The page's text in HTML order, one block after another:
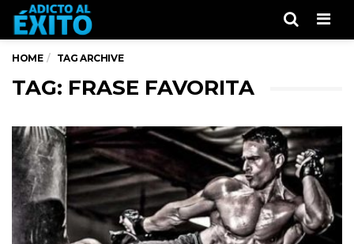
HOME TAG ARCHIVE
TAG: FRASE FAVORITA